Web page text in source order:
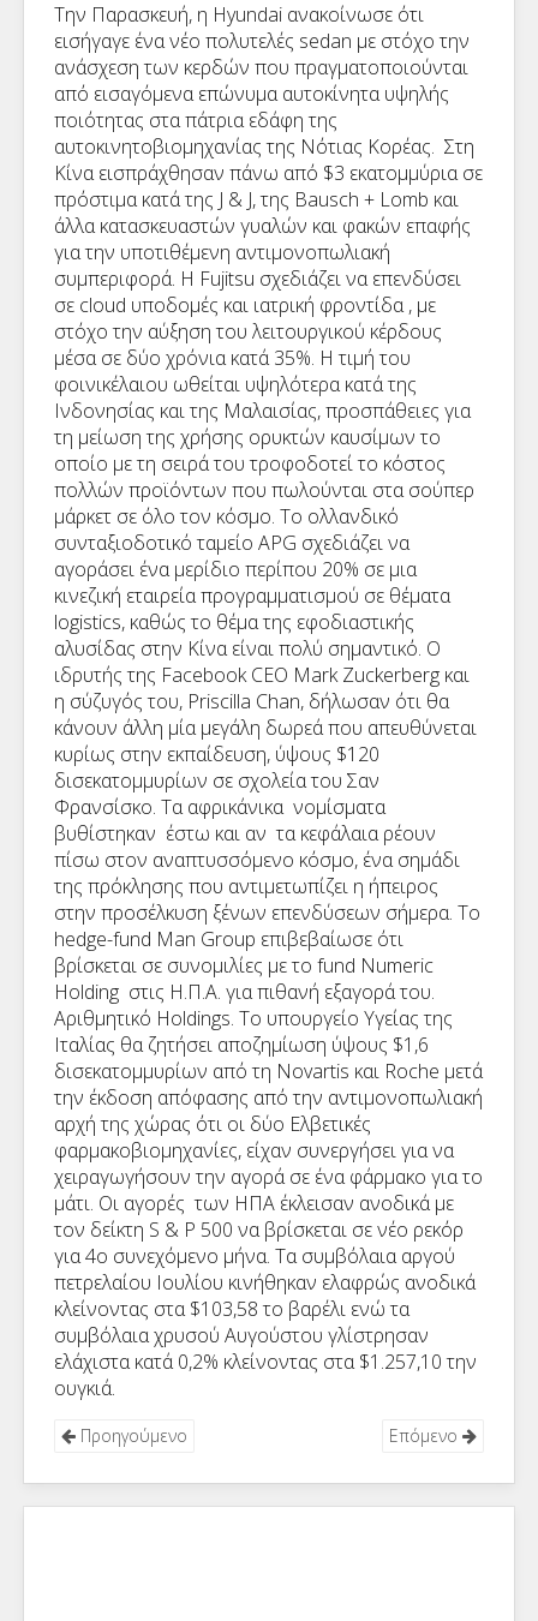
Την Παρασκευή, η Hyundai ανακοίνωσε ότι
εισήγαγε ένα νέο πολυτελές sedan με στόχο την
ανάσχεση των κερδών που πραγματοποιούνται
από εισαγόμενα επώνυμα αυτοκίνητα υψηλής
ποιότητας στα πάτρια εδάφη της
αυτοκινητοβιομηχανίας της Νότιας Κορέας. Στη
Κίνα εισπράχθησαν πάνω από $3 εκατομμύρια σε
πρόστιμα κατά της J & J, της Bausch + Lomb και
άλλα κατασκευαστών γυαλών και φακών επαφής
για την υποτιθέμενη αντιμονοπωλιακή
συμπεριφορά. Η Fujitsu σχεδιάζει να επενδύσει
σε cloud υποδομές και ιατρική φροντίδα , με
στόχο την αύξηση του λειτουργικού κέρδους
μέσα σε δύο χρόνια κατά 35%. Η τιμή του
φοινικέλαιου ωθείται υψηλότερα κατά της
Ινδονησίας και της Μαλαισίας, προσπάθειες για
τη μείωση της χρήσης ορυκτών καυσίμων το
οποίο με τη σειρά του τροφοδοτεί το κόστος
πολλών προϊόντων που πωλούνται στα σούπερ
μάρκετ σε όλο τον κόσμο. Το ολλανδικό
συνταξιοδοτικό ταμείο APG σχεδιάζει να
αγοράσει ένα μερίδιο περίπου 20% σε μια
κινεζική εταιρεία προγραμματισμού σε θέματα
logistics, καθώς το θέμα της εφοδιαστικής
αλυσίδας στην Κίνα είναι πολύ σημαντικό. Ο
ιδρυτής της Facebook CEO Mark Zuckerberg και
η σύζυγός του, Priscilla Chan, δήλωσαν ότι θα
κάνουν άλλη μία μεγάλη δωρεά που απευθύνεται
κυρίως στην εκπαίδευση, ύψους $120
δισεκατομμυρίων σε σχολεία του Σαν
Φρανσίσκο. Τα αφρικάνικα νομίσματα
βυθίστηκαν έστω και αν τα κεφάλαια ρέουν
πίσω στον αναπτυσσόμενο κόσμο, ένα σημάδι
της πρόκλησης που αντιμετωπίζει η ήπειρος
στην προσέλκυση ξένων επενδύσεων σήμερα. Το
hedge-fund Man Group επιβεβαίωσε ότι
βρίσκεται σε συνομιλίες με το fund Numeric
Holding στις Η.Π.Α. για πιθανή εξαγορά του.
Αριθμητικό Holdings. Το υπουργείο Υγείας της
Ιταλίας θα ζητήσει αποζημίωση ύψους $1,6
δισεκατομμυρίων από τη Novartis και Roche μετά
την έκδοση απόφασης από την αντιμονοπωλιακή
αρχή της χώρας ότι οι δύο Ελβετικές
φαρμακοβιομηχανίες, είχαν συνεργήσει για να
χειραγωγήσουν την αγορά σε ένα φάρμακο για το
μάτι. Οι αγορές των ΗΠΑ έκλεισαν ανοδικά με
τον δείκτη S & P 500 να βρίσκεται σε νέο ρεκόρ
για 4ο συνεχόμενο μήνα. Τα συμβόλαια αργού
πετρελαίου Ιουλίου κινήθηκαν ελαφρώς ανοδικά
κλείνοντας στα $103,58 το βαρέλι ενώ τα
συμβόλαια χρυσού Αυγούστου γλίστρησαν
ελάχιστα κατά 0,2% κλείνοντας στα $1.257,10 την
ουγκιά.
Προηγούμενο Επόμενο